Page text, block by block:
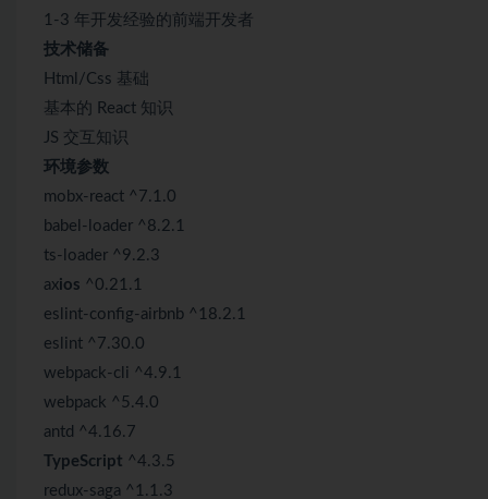
1-3 年开发经验的前端开发者
技术储备
Html/Css 基础
基本的 React 知识
JS 交互知识
环境参数
mobx-react ^7.1.0
babel-loader ^8.2.1
ts-loader ^9.2.3
axios ^0.21.1
eslint-config-airbnb ^18.2.1
eslint ^7.30.0
webpack-cli ^4.9.1
webpack ^5.4.0
antd ^4.16.7
TypeScript ^4.3.5
redux-saga ^1.1.3